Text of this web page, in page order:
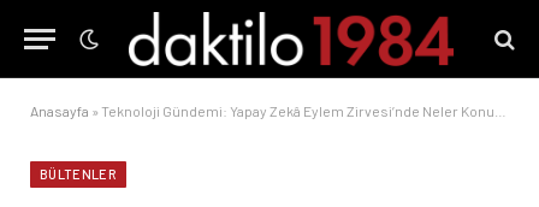
Anasayfa » Teknoloji Gündemi: Yapay Zekâ Eylem Zirvesi’nde Neler Konuşuldu, Amerika ve İngiltere Deklarasyonu Neden İmzalamadı?
BÜLTENLER